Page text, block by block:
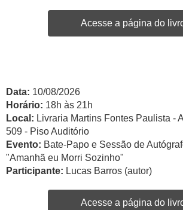
Acesse a página do
Data: 10/08/2026
Horário: 18h às 21h
Local: Livraria Martins Fontes Paulista -
509 - Piso Auditório
Evento: Bate-Papo e Sessão de
"Amanhã eu Morri Sozinho"
Participante: Lucas Barros (autor)
Acesse a página do